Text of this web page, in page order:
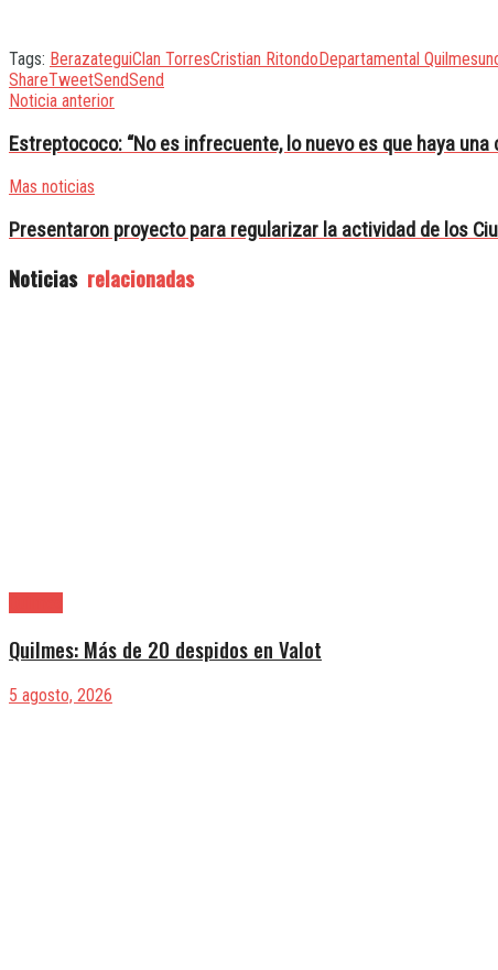
Tags: BerazateguiClan TorresCristian RitondoDepartamental Quilmes
ShareTweetSendSend
Noticia anterior
Estreptococo: “No es infrecuente, lo nuevo es que haya una
Mas noticias
Presentaron proyecto para regularizar la actividad de los
Noticias relacionadas
Quilmes: Más de 20 despidos en Valot
5 agosto, 2026